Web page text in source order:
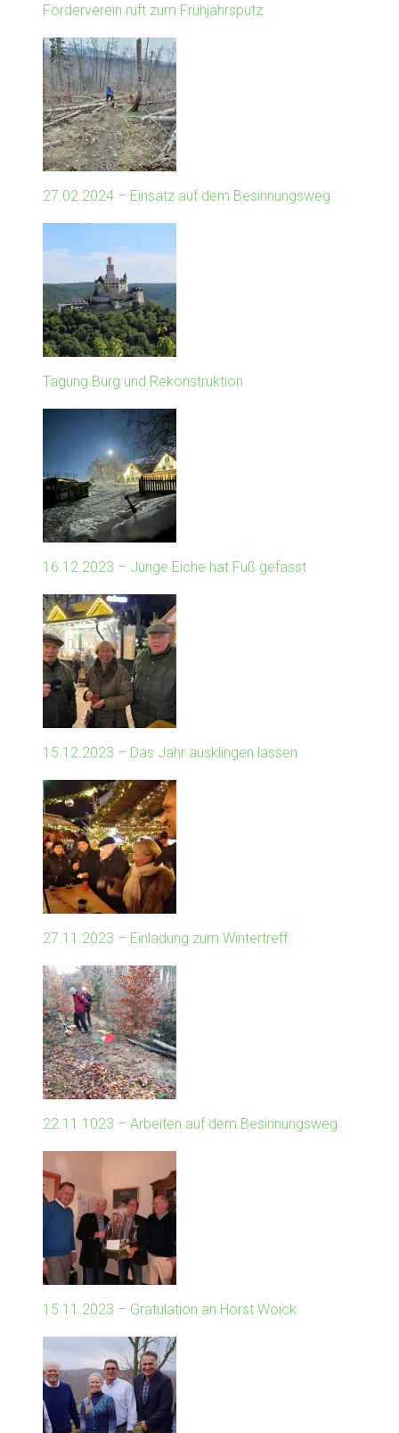
Förderverein ruft zum Frühjahrsputz
27.02.2024 – Einsatz auf dem Besinnungsweg
Tagung Burg und Rekonstruktion
16.12.2023 – Junge Eiche hat Fuß gefasst
15.12.2023 – Das Jahr ausklingen lassen
27.11.2023 – Einladung zum Wintertreff
22.11.1023 – Arbeiten auf dem Besinnungsweg
15.11.2023 – Gratulation an Horst Woick